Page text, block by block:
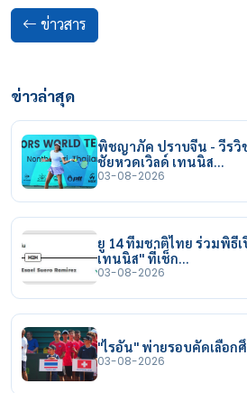
ข่าวสาร
ข่าวล่าสุด
พิชญาภัค ปราบจีน - วีรวิ
ชัยหวดเวิลด์ เทนนิส…
03-08-2026
ยู 14 ทีมชาติไทย ร่วมพิธี
เทนนิส" ที่เช็ก…
03-08-2026
"ไรอัน" พ่ายรอบคัดเลือก
03-08-2026